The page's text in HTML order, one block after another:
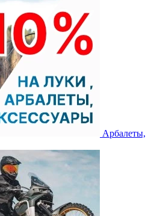
Арбалеты,